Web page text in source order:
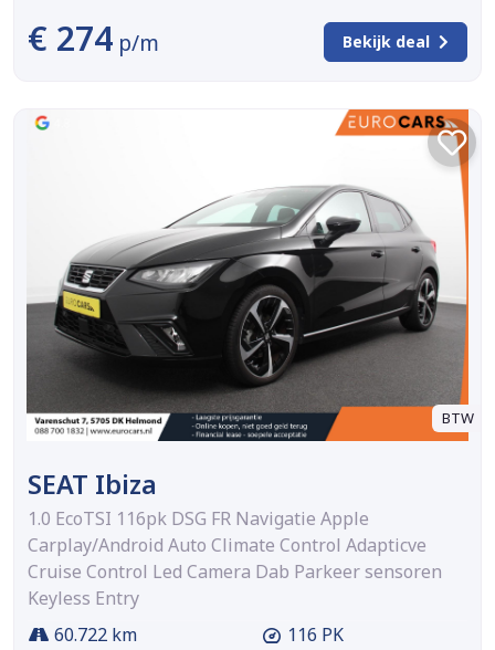
€ 274 p/m Bekijk deal
BTW
SEAT Ibiza
1.0 EcoTSI 116pk DSG FR Navigatie Apple
Carplay/Android Auto Climate Control Adapticve
Cruise Control Led Camera Dab Parkeer sensoren
Keyless Entry
60.722 km
116 PK